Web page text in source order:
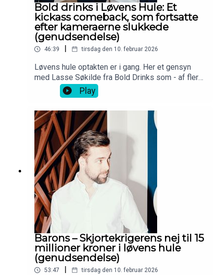
Bold drinks i Løvens Hule: Et
kickass comeback, som fortsatte
efter kameraerne slukkede
(genudsendelse)
46:39 | tirsdag den 10. februar 2026
Løvens hule optakten er i gang. Her et gensyn
med Lasse Søkilde fra Bold Drinks som - af flere
omgang - ikke tog et nej for et nej.
Play
Barons – Skjortekrigerens nej til 15
millioner kroner i løvens hule
(genudsendelse)
53:47 | tirsdag den 10. februar 2026